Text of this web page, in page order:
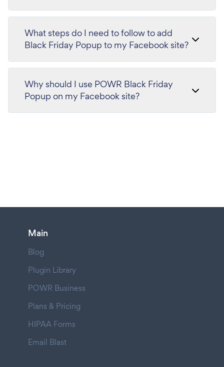
What steps do I need to follow to add
Black Friday Popup to my Facebook site?
Why should I use POWR Black Friday
Popup on my Facebook site?
Main
Blog
Plugin Library
POWR Business
Plans & Pricing
HIPAA Forms
Email Blast